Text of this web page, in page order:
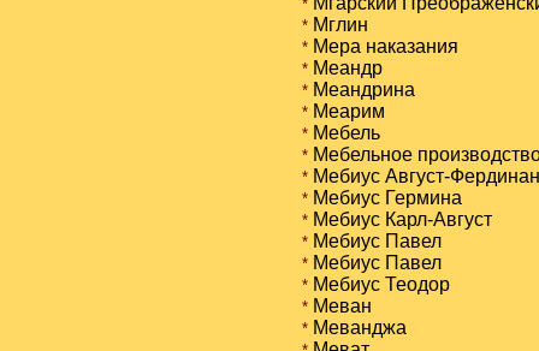
*
*Мглин
*Меpa наказания
*Меандр
*Меандрина
*Меарим
*Мебель
*Мебельное
*Мебиус Август-
*Мебиус Гермина
*Мебиус Карл-Август
*Мебиус Павел
*Мебиус Павел
*Мебиус Теодор
*Меван
*Меванджа